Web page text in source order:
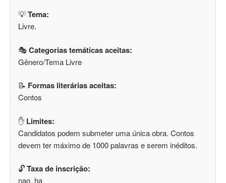
💡Tema:
Livre.
🎭Categorias temáticas aceitas:
Gênero/Tema Livre
📝 Formas literárias aceitas:
Contos
✋ Limites:
Candidatos podem submeter uma única obra. Contos
devem ter máximo de 1000 palavras e serem inéditos.
🔓Taxa de inscrição:
nao_ha